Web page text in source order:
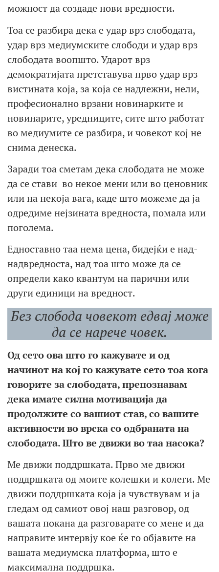
можност да создаде нови вредности.
Тоа се разбира дека е удар врз слободата,
удар врз медиумските слободи и удар врз
слободата воопшто. Ударот врз
демократијата претставува прво удар врз
вистината која, за која се надлежни, нели,
професионално врзани новинарките и
новинарите, уредниците, сите што работат
во медиумите се разбира, и човекот кој не
снима денеска.
Заради тоа сметам дека слободата не може
да се стави во некое мени или во ценовник
или на некоја вага, каде што можеме да ја
одредиме нејзината вредноста, помала или
поголема.
Едноставно таа нема цена, бидејќи е над-
надвредноста, над тоа што може да се
определи како квантум на парични или
други единици на вредност.
Без слобода човекот едвај може
да се нарече човек.
Од сето ова штого кажувате и од
начинотна кој го кажувате сетотоа кога
говорите за слободата, препознавам
декаимате силна мотивација да
продолжите со вашиотстав, со вашите
активности во врска соодбраната на
слободата.Што ве движи во таа насока?
Ме движи поддршката. Прво ме движи
поддршката од моите колешки и колеги. Ме
движи поддршката која ја чувствувам и ја
гледам од самиот овој наш разговор, од
вашата покана да разговарате со мене и да
направите интервју кое ќе го објавите на
вашата медиумска платформа, што е
максимална поддршка.